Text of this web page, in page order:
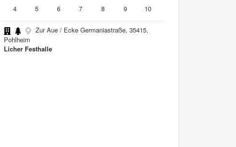
4
5 6 7 8 9 10
Zur Aue / Ecke Germaniastraße, 35415,
Pohlheim
Licher Festhalle